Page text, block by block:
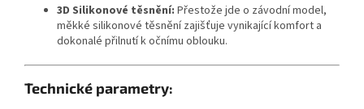
3D Silikonové těsnění: Přestože jde o závodní model,
měkké silikonové těsnění zajišťuje vynikající komfort a
dokonalé přilnutí k očnímu oblouku.
Technické parametry: